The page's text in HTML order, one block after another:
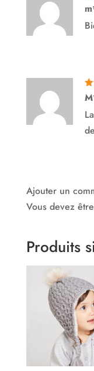
5
5
Ajouter un
Vous devez être
Produits